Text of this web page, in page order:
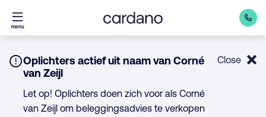
Direct
naar
menu
Notice:
Oplichters actief uit naam van Corné
van Zeijl
Let op! Oplichters doen zich voor als Corné
van Zeijl om beleggingsadvies te verkopen
Close